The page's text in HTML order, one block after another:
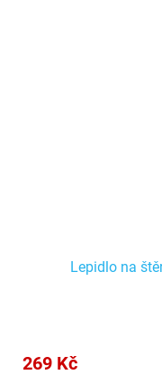
Lepidlo na
269 Kč